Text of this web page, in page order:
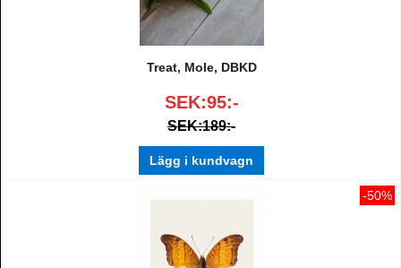
Treat, Mole, DBKD
SEK:95:-
SEK:189:-
Lägg i kundvagn
-50%